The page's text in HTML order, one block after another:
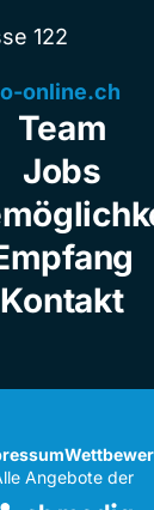
122
online.ch
Team
Jobs
Kontakt
Angebote der